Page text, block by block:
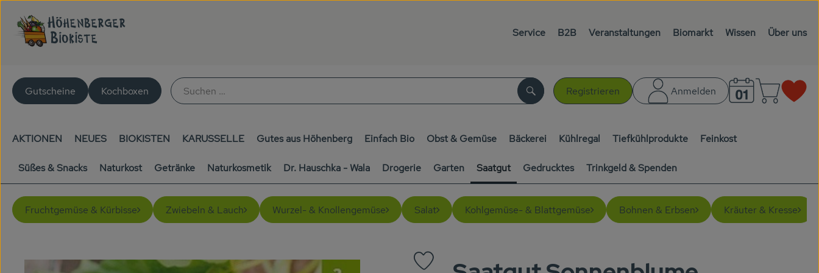
Service B2B Veranstaltungen Biomarkt Wissen Über uns
Registrieren Anmelden
Suchen
Gutscheine Kochboxen
AKTIONEN NEUES BIOKISTEN KARUSSELLE Gutes aus Höhenberg Einfach Bio Obst & Gemüse Bäckerei Kühlregal Tiefkühlprodukte Feinkost
Süßes & Snacks Naturkost Getränke Naturkosmetik Dr. Hauschka - Wala Drogerie Garten Saatgut Gedrucktes Trinkgeld & Spenden
Fruchtgemüse & Kürbisse Zwiebeln & Lauch Wurzel- & Knollengemüse Salat Kohlgemüse- & Blattgemüse Bohnen & Erbsen Kräuter & Kresse
Produkt zu Favouriten hinzufügen